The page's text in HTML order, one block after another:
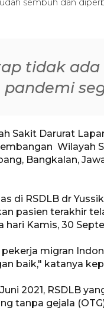
sembuh dan
tidak
pandemi
Sakit Darurat
Wilayah
Bangkalan,
di RSDLB dr
pasien terakhir
hari Kamis, 30
migran
baik," katanya
2021, RSDLB
tanpa gejala